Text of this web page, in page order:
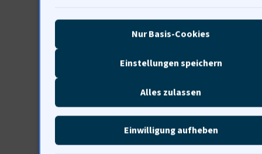
Stefanie Berndt, die
Worten, als wären sie
Nuancen und einem
Fakten in lebendige
bringen. Sie ist die
mühelos zwischen
Nur Basis-Cookies
Einstellungen speichern
Alles zulassen
Einwilligung aufheben